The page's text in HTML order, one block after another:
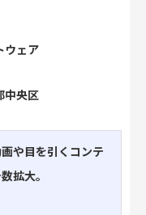
ウェア
中央区
や目を引くコンテ
拡大。